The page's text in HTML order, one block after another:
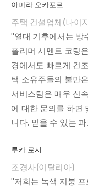
아마라 오카포르
주택 건설업체(나이
"열대 기후에서는 방
폴리머 시멘트 코팅
경에서도 빠르게 건
택 소유주들의 불만
서비스팀은 매우 신
에 대한 문의를 하면
니다. 믿을 수 있는
루카 로시
조경사(이탈리아)
"저희는 녹색 지붕